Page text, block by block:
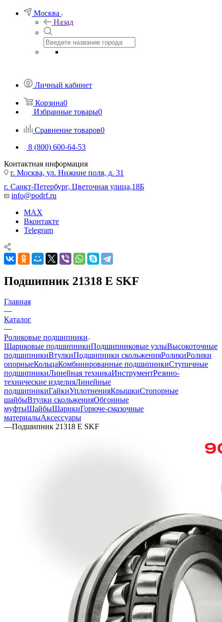
Москва
Назад
Личный кабинет
Корзина0
Избранные товары0
Сравнение товаров0
8 (800) 600-64-53
Контактная информация
г. Москва, ул. Нижние поля, д. 31
г. Санкт-Петербург, Цветочная улица,18Б
info@podrf.ru
MAX
Вконтакте
Telegram
Подшипник 21318 E SKF
Главная
—
Каталог
—
Роликовые подшипники
Шариковые подшипникиПодшипниковые узлыВысокоточные
подшипникиВтулкиПодшипники скольженияРоликиРолики
опорныеКольцаКомбинированные подшипникиСтупичные
подшипникиЛинейная техникаИнструментРезино-
технические изделияЛинейные
подшипникиГайкиУплотненияКрышкиСтопорные
шайбыВтулки скольженияОбгонные
муфтыШайбыШарикиГорюче-смазочные
материалыАксессуары
—Подшипник 21318 E SKF